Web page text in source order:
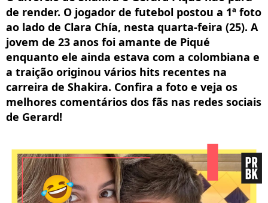
de render. O jogador de futebol postou a 1ª foto
ao lado de Clara Chía, nesta quarta-feira (25). A
jovem de 23 anos foi amante de Piqué
enquanto ele ainda estava com a colombiana e
a traição originou vários hits recentes na
carreira de Shakira. Confira a foto e veja os
melhores comentários dos fãs nas redes sociais
de Gerard!